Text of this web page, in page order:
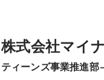
株式会社マイ
ティーンズ事業推進